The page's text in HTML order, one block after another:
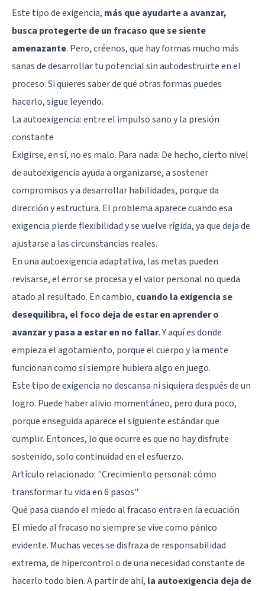
Este tipo de exigencia, más que ayudarte a avanzar,
busca protegerte de un fracaso que se siente
amenazante. Pero, créenos, que hay formas mucho más
sanas de desarrollar tu potencial sin autodestruirte en el
proceso. Si quieres saber de qué otras formas puedes
hacerlo, sigue leyendo.
La autoexigencia: entre el impulso sano y la presión
constante
Exigirse, en sí, no es malo. Para nada. De hecho, cierto nivel
de autoexigencia ayuda a organizarse, a sostener
compromisos y a desarrollar habilidades, porque da
dirección y estructura. El problema aparece cuando esa
exigencia pierde flexibilidad y se vuelve rígida, ya que deja de
ajustarse a las circunstancias reales.
En una autoexigencia adaptativa, las metas pueden
revisarse, el error se procesa y el valor personal no queda
atado al resultado. En cambio, cuando la exigencia se
desequilibra, el foco deja de estar en aprender o
avanzar y pasa a estar en no fallar. Y aquí es donde
empieza el agotamiento, porque el cuerpo y la mente
funcionan como si siempre hubiera algo en juego.
Este tipo de exigencia no descansa ni siquiera después de un
logro. Puede haber alivio momentáneo, pero dura poco,
porque enseguida aparece el siguiente estándar que
cumplir. Entonces, lo que ocurre es que no hay disfrute
sostenido, solo continuidad en el esfuerzo.
Artículo relacionado: "Crecimiento personal: cómo
transformar tu vida en 6 pasos"
Qué pasa cuando el miedo al fracaso entra en la ecuación
El miedo al fracaso no siempre se vive como pánico
evidente. Muchas veces se disfraza de responsabilidad
extrema, de hipercontrol o de una necesidad constante de
hacerlo todo bien. A partir de ahí, la autoexigencia deja de